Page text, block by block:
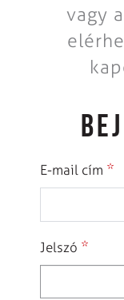
vagy a
E-mail cím *
Jelszó *